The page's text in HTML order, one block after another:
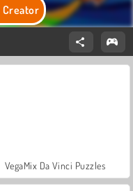
Creator
VegaMix Da Vinci Puzzles